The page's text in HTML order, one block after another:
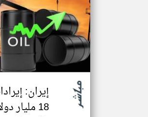
إيران:
18 مليار